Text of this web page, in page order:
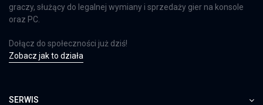
graczy, służący do legalnej wymiany i sprzedaży gier na konsole
oraz PC.
Dołącz do społeczności już dziś!
Zobacz jak to działa
SERWIS